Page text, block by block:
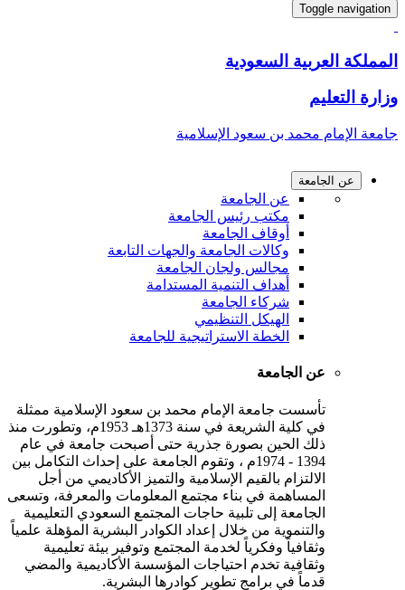
Toggle navigation
المملكة العربية السعودية
وزارة التعليم
جامعة الإمام محمد بن سعود الإسلامية
عن الجامعة
عن الجامعة
مكتب رئيس الجامعة
أوقاف الجامعة
وكالات الجامعة والجهات التابعة
مجالس ولجان الجامعة
أهداف التنمية المستدامة
شركاء الجامعة
الهيكل التنظيمي
الخطة الاستراتيجية للجامعة
عن الجامعة
تأسست جامعة الإمام محمد بن سعود الإسلامية ممثلة
في كلية الشريعة في سنة 1373هـ 1953م، وتطورت منذ
ذلك الحين بصورة جذرية حتى أصبحت جامعة في عام
1394 - 1974م ، وتقوم الجامعة على إحداث التكامل بين
الالتزام بالقيم الإسلامية والتميز الأكاديمي من أجل
المساهمة في بناء مجتمع المعلومات والمعرفة، وتسعى
الجامعة إلى تلبية حاجات المجتمع السعودي التعليمية
والتنموية من خلال إعداد الكوادر البشرية المؤهلة علمياً
وثقافياً وفكرياً لخدمة المجتمع وتوفير بيئة تعليمية
وثقافية تخدم احتياجات المؤسسة الأكاديمية والمضي
قدماً في برامج تطوير كوادرها البشرية.